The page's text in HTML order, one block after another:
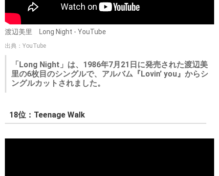
渡辺美里 Long Night - YouTube
出典：YouTube
「Long Night」は、1986年7月21日に発売された渡辺美
里の6枚目のシングルで、アルバム『Lovin’ you』からシ
ングルカットされました。
18位：Teenage Walk